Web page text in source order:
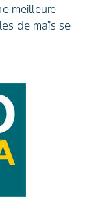
meilleure
de maïs se